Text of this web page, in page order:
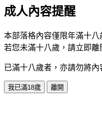
成人內容提醒
本部落格內容僅限年滿十八
若您未滿十八歲，請立即離
已滿十八歲者，亦請勿將內
我已滿18歲 離開